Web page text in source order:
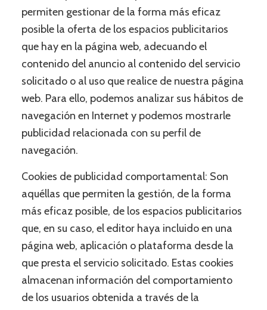
permiten gestionar de la forma más eficaz
posible la oferta de los espacios publicitarios
que hay en la página web, adecuando el
contenido del anuncio al contenido del servicio
solicitado o al uso que realice de nuestra página
web. Para ello, podemos analizar sus hábitos de
navegación en Internet y podemos mostrarle
publicidad relacionada con su perfil de
navegación.
Cookies de publicidad comportamental: Son
aquéllas que permiten la gestión, de la forma
más eficaz posible, de los espacios publicitarios
que, en su caso, el editor haya incluido en una
página web, aplicación o plataforma desde la
que presta el servicio solicitado. Estas cookies
almacenan información del comportamiento
de los usuarios obtenida a través de la